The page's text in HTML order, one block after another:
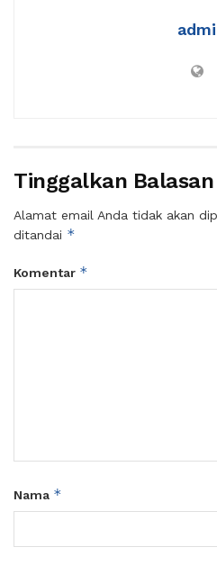
Tinggalkan Balasan
Alamat email Anda tidak akan
ditandai *
Komentar *
Nama *